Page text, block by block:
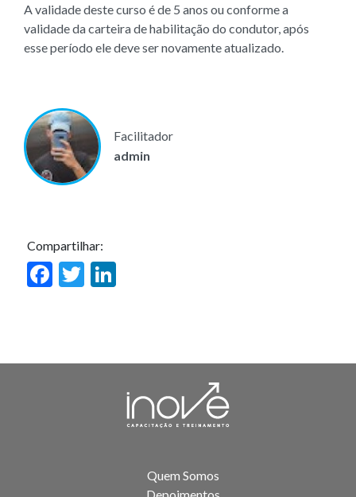
A validade deste curso é de 5 anos ou conforme a
validade da carteira de habilitação do condutor, após
esse período ele deve ser novamente atualizado.
Facilitador
admin
Compartilhar:
Facebook
Twitter
Quem Somos